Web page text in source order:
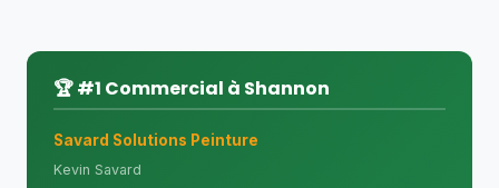
🏆 #1 Commercial à Shannon
Savard Solutions Peinture
Kevin Savard